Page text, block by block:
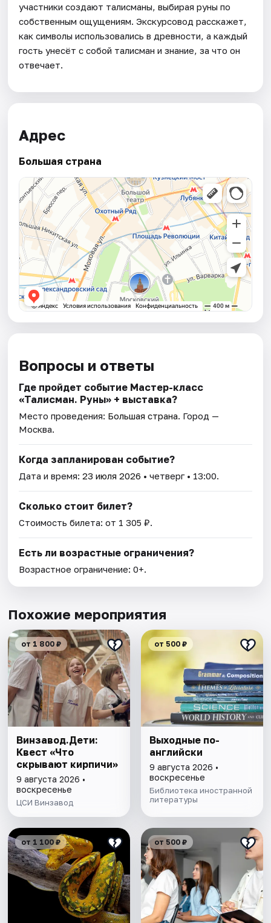
участники создают талисманы, выбирая руны по
собственным ощущениям. Экскурсовод расскажет,
как символы использовались в древности, а каждый
гость унесёт с собой талисман и знание, за что он
отвечает.
Адрес
Большая страна
Вопросы и ответы
Где пройдет событие Мастер-класс
«Талисман. Руны» + выставка?
Место проведения: Большая страна. Город —
Москва.
Когда запланирован событие?
Дата и время:23 июля 2026 • четверг • 13:00.
Сколько стоит билет?
Стоимость билета: от 1 305 ₽.
Есть ли возрастные ограничения?
Возрастное ограничение: 0+.
Похожие мероприятия
от 1 800 ₽
Винзавод.Дети:
Квест «Что
скрывают кирпичи»
9 августа 2026 •
воскресенье
ЦСИ Винзавод
от 500 ₽
Выходные по-
английски
9 августа 2026 •
воскресенье
Библиотека иностранной
литературы
от 1 100 ₽ от 500 ₽